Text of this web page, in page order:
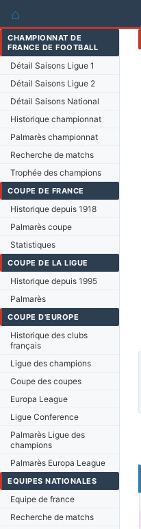
⌂
CHAMPIONNAT DE
FRANCE DE FOOTBALL
Détail Saisons Ligue 1
Détail Saisons Ligue 2
Détail Saisons National
Historique championnat
Palmarès championnat
Recherche de matchs
Trophée des champions
COUPE DE FRANCE
Historique depuis 1918
Palmarès coupe
Statistiques
COUPE DE LA LIGUE
Historique depuis 1995
Palmarès
COUPE D'EUROPE
Historique des clubs
français
Ligue des champions
Coupe des coupes
Europa League
Ligue Conference
Palmarès Ligue des
champions
Palmarès Europa League
EQUIPES NATIONALES
Equipe de france
Recherche de matchs